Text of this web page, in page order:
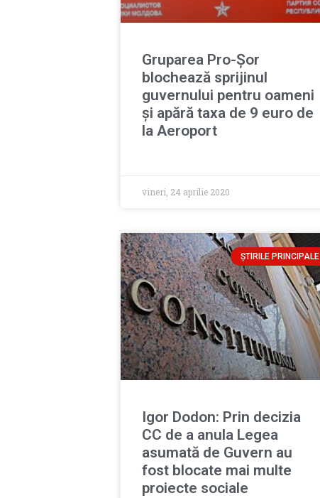
Gruparea Pro-Șor
blochează sprijinul
guvernului pentru oameni
și apără taxa de 9 euro de
la Aeroport
vineri, 24 aprilie 2020
ȘTIRILE PRINCIPALE
Igor Dodon: Prin decizia
CC de a anula Legea
asumată de Guvern au
fost blocate mai multe
proiecte sociale